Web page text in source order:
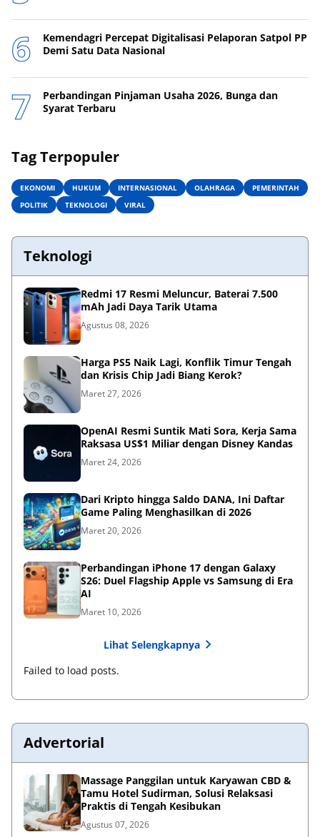
Kemendagri Percepat Digitalisasi Pelaporan Satpol PP
Demi Satu Data Nasional
Perbandingan Pinjaman Usaha 2026, Bunga dan
Syarat Terbaru
Tag Terpopuler
EKONOMI HUKUM INTERNASIONAL OLAHRAGA
PEMERINTAH
POLITIK
TEKNOLOGI VIRAL
Teknologi
Redmi 17 Resmi Meluncur, Baterai 7.500
mAh Jadi Daya Tarik Utama
Agustus 08, 2026
Harga PS5 Naik Lagi, Konflik Timur Tengah
dan Krisis Chip Jadi Biang Kerok?
Maret 27, 2026
OpenAI Resmi Suntik Mati Sora, Kerja Sama
Raksasa US$1 Miliar dengan Disney Kandas
Maret 24, 2026
Dari Kripto hingga Saldo DANA, Ini Daftar
Game Paling Menghasilkan di 2026
Maret 20, 2026
Perbandingan iPhone 17 dengan Galaxy
S26: Duel Flagship Apple vs Samsung di Era
AI
Maret 10, 2026
Lihat Selengkapnya
Failed to load posts.
Advertorial
Massage Panggilan untuk Karyawan CBD &
Tamu Hotel Sudirman, Solusi Relaksasi
Praktis di Tengah Kesibukan
Agustus 07, 2026